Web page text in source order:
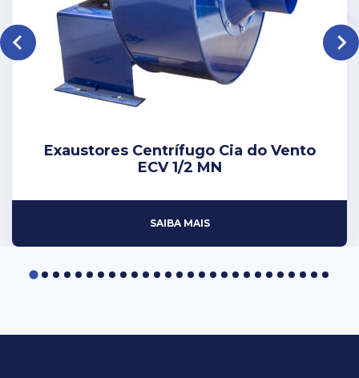
Exaustores Centrí­fugo Cia do Vento
ECV 1/2 MN
SAIBA MAIS